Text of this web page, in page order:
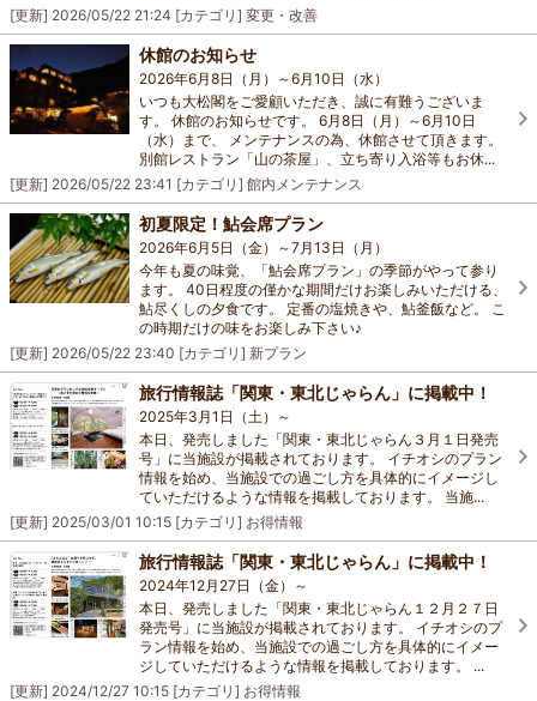
[更新] 2026/05/22 21:24 [カテゴリ] 変更・改善
休館のお知らせ
2026年6月8日（月）～6月10日（水）
いつも大松閣をご愛顧いただき、誠に有難うございま
す。 休館のお知らせです。 6月8日（月）～6月10日
（水）まで、 メンテナンスの為、休館させて頂きます。
別館レストラン「山の茶屋」、立ち寄り入浴等もお休...
[更新] 2026/05/22 23:41 [カテゴリ] 館内メンテナンス
初夏限定！鮎会席プラン
2026年6月5日（金）～7月13日（月）
今年も夏の味覚、「鮎会席プラン」の季節がやって参り
ます。 40日程度の僅かな期間だけお楽しみいただける、
鮎尽くしの夕食です。 定番の塩焼きや、鮎釜飯など。 こ
の時期だけの味をお楽しみ下さい♪
[更新] 2026/05/22 23:40 [カテゴリ] 新プラン
旅行情報誌「関東・東北じゃらん」に掲載中！
2025年3月1日（土）～
本日、発売しました「関東・東北じゃらん３月１日発売
号」に当施設が掲載されております。 イチオシのプラン
情報を始め、当施設での過ごし方を具体的にイメージし
ていただけるような情報を掲載しております。 当施...
[更新] 2025/03/01 10:15 [カテゴリ] お得情報
旅行情報誌「関東・東北じゃらん」に掲載中！
2024年12月27日（金）～
本日、発売しました「関東・東北じゃらん１２月２７日
発売号」に当施設が掲載されております。 イチオシのプ
ラン情報を始め、当施設での過ごし方を具体的にイメー
ジしていただけるような情報を掲載しております。 ...
[更新] 2024/12/27 10:15 [カテゴリ] お得情報